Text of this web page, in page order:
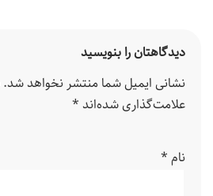
دیدگاهتان را بنویسید
نشانی ایمیل شما منتشر نخواهد شد.
علامت‌گذاری شده‌اند *
نام *